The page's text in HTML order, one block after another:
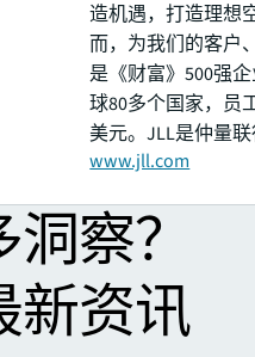
造机遇，打造理想
而，为我们的客户
是《财富》500强
球80多个国家，员
美元。JLL是仲量
www.jll.com
察？
新资讯